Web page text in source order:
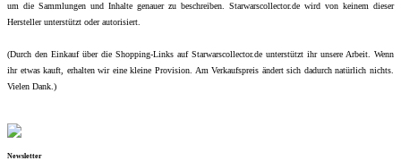
um die Sammlungen und Inhalte genauer zu beschreiben. Starwarscollector.de wird von keinem dieser
Hersteller unterstützt oder autorisiert.
(Durch den Einkauf über die Shopping-Links auf Starwarscollector.de unterstützt ihr unsere Arbeit. Wenn
ihr etwas kauft, erhalten wir eine kleine Provision. Am Verkaufspreis ändert sich dadurch natürlich nichts.
Vielen Dank.)
Newsletter